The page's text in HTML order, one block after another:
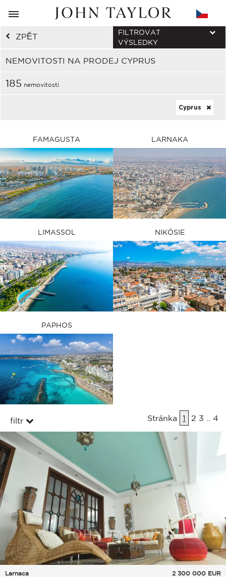
ZPĚT
NEMOVITOSTI NA PRODEJ CYPRUS
FILTROVAT
VÝSLEDKY
185 nemovitosti
Cyprus
FAMAGUSTA LARNAKA
LIMASSOL NIKÓSIE
PAPHOS
filtr Stránka 1 2 3 4
Larnaca
2 300 000 EUR